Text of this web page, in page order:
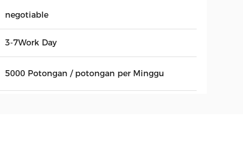
negotiable
3-7Work Day
5000 Potongan / potongan per Minggu